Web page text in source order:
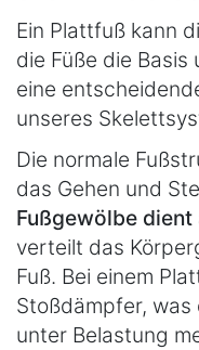
Ein Plattfuß kann
die Füße die Basis
eine
unseres
Die normale
das Gehen und
Fußgewölbe
verteilt das
Fuß. Bei einem
Stoßdämpfer,
unter Belastung